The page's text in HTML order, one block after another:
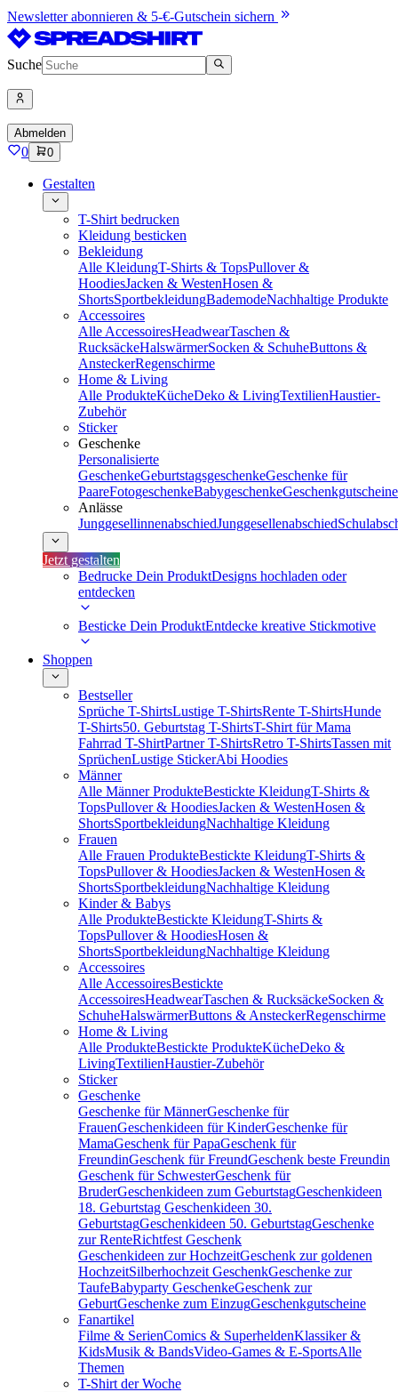
Newsletter abonnieren & 5-€-Gutschein sichern
Suche
Abmelden
0 0
Gestalten
T-Shirt bedrucken
Kleidung besticken
Bekleidung
Alle KleidungT-Shirts & TopsPullover &
HoodiesJacken & WestenHosen &
ShortsSportbekleidungBademodeNachhaltige Produkte
Accessoires
Alle AccessoiresHeadwearTaschen &
RucksäckeHalswärmerSocken & SchuheButtons &
AnsteckerRegenschirme
Home & Living
Alle ProdukteKücheDeko & LivingTextilienHaustier-
Zubehör
Sticker
Geschenke
Personalisierte
GeschenkeGeburtstagsgeschenkeGeschenke für
PaareFotogeschenkeBabygeschenkeGeschenkgutscheine
Anlässe
JunggesellinnenabschiedJunggesellenabschied
Jetzt gestalten
Bedrucke Dein ProduktDesigns hochladen oder
entdecken
Besticke Dein ProduktEntdecke kreative Stickmotive
Shoppen
Bestseller
Sprüche T-ShirtsLustige T-ShirtsRente T-ShirtsHunde
T-Shirts50. Geburtstag T-ShirtsT-Shirt für Mama
Fahrrad T-ShirtPartner T-ShirtsRetro T-ShirtsTassen mit
SprüchenLustige StickerAbi Hoodies
Männer
Alle Männer ProdukteBestickte KleidungT-Shirts &
TopsPullover & HoodiesJacken & WestenHosen &
ShortsSportbekleidungNachhaltige Kleidung
Frauen
Alle Frauen ProdukteBestickte KleidungT-Shirts &
TopsPullover & HoodiesJacken & WestenHosen &
ShortsSportbekleidungNachhaltige Kleidung
Kinder & Babys
Alle ProdukteBestickte KleidungT-Shirts &
TopsPullover & HoodiesHosen &
ShortsSportbekleidungNachhaltige Kleidung
Accessoires
Alle AccessoiresBestickte
AccessoiresHeadwearTaschen & RucksäckeSocken &
SchuheHalswärmerButtons & AnsteckerRegenschirme
Home & Living
Alle ProdukteBestickte ProdukteKücheDeko &
LivingTextilienHaustier-Zubehör
Sticker
Geschenke
Geschenke für MännerGeschenke für
FrauenGeschenkideen für KinderGeschenke für
MamaGeschenk für PapaGeschenk für
FreundinGeschenk für FreundGeschenk beste Freundin
Geschenk für SchwesterGeschenk für
BruderGeschenkideen zum GeburtstagGeschenkideen
18. Geburtstag Geschenkideen 30.
GeburtstagGeschenkideen 50. GeburtstagGeschenke
zur RenteRichtfest Geschenk
Geschenkideen zur HochzeitGeschenk zur goldenen
HochzeitSilberhochzeit GeschenkGeschenke zur
TaufeBabyparty GeschenkeGeschenk zur
GeburtGeschenke zum EinzugGeschenkgutscheine
Fanartikel
Filme & SerienComics & SuperheldenKlassiker &
KidsMusik & BandsVideo-Games & E-SportsAlle
Themen
T-Shirt der Woche